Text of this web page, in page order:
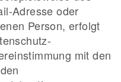
Adresse oder
Person, erfolgt
mit den